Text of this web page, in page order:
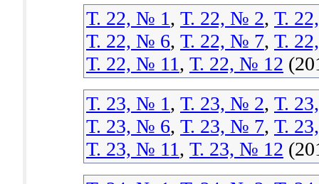
Т. 22, № 1, Т. 22, № 2, Т.
Т. 22, № 6, Т. 22, № 7, Т.
Т. 22, № 11, Т. 22, № 12
Т. 23, № 1, Т. 23, № 2, Т.
Т. 23, № 6, Т. 23, № 7, Т.
Т. 23, № 11, Т. 23, № 12